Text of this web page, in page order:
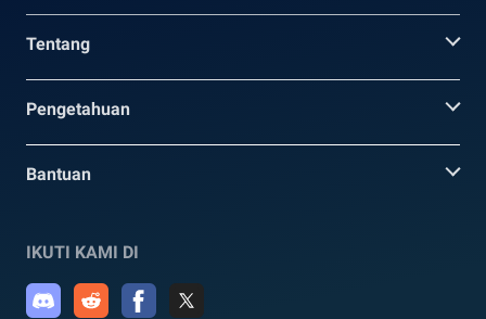
Tentang
Pengetahuan
Bantuan
IKUTI KAMI DI